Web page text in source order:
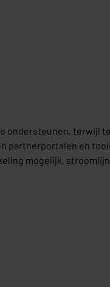
ondersteunen, terwijl
partnerportalen en
mogelijk,